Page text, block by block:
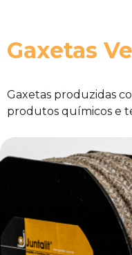
Gaxetas
Gaxetas produzidas
produtos químicos e